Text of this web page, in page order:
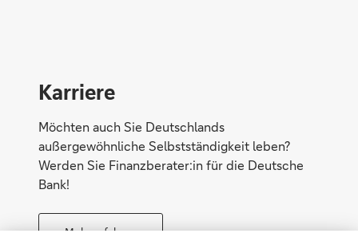
Karriere
Möchten auch Sie Deutschlands
außergewöhnliche Selbstständigkeit leben?
Werden Sie Finanzberater:in für die Deutsche
Bank!
Mehr erfahren